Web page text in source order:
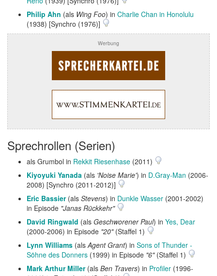
Philip Ahn (als Wing Foo) in Charlie Chan in Honolulu
(1938) [Synchro (1976)]
Werbung
Sprechrollen (Serien)
als Grumbol in Rekkit Riesenhase (2011)
Kiyoyuki Yanada (als 'Noise Marie') in D.Gray-Man (2006-
2008) [Synchro (2011-2012)]
Eric Bassier(als Stevens) in Dunkle Wasser (2001-2002)
in Episode "Janas Rückkehr"
David Ringwald (als Geschworener Paul) in Yes, Dear
(2000-2006) in Episode "20"(Staffel 1)
Lynn Williams (als Agent Grant) in Sons of Thunder -
Söhne des Donners (1999) in Episode "6"(Staffel 1)
Mark Arthur Miller(als Ben Travers) in Profiler (1996-